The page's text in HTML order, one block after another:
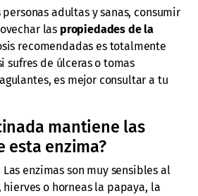
adultas y sanas, consumir
las propiedades de la
recomendadas es totalmente
sufres de úlceras o tomas
es mejor consultar a tu
mantiene las
esta enzima?
enzimas son muy sensibles al
hierves o horneas la papaya, la